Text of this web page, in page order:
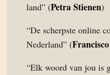
land” (Petra Stienen)
“De scherpste online
Nederland” (
“Elk woord van jou is